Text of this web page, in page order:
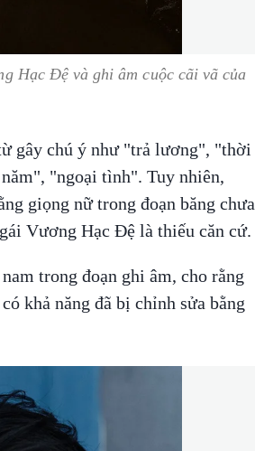
Hạc Đệ và ghi âm cuộc cãi vã của
gây chú ý như "trả lương", "thời
"ngoại tình". Tuy nhiên,
giọng nữ trong đoạn băng chưa
Vương Hạc Đệ là thiếu căn cứ.
trong đoạn ghi âm, cho rằng
khả năng đã bị chỉnh sửa bằng